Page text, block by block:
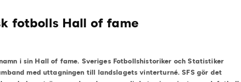
fotbolls Hall of fame
i sin Hall of fame. Sveriges Fotbollshistoriker och Statistiker
med uttagningen till landslagets vinterturné. SFS gör det